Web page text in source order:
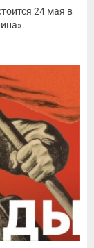
24 мая в